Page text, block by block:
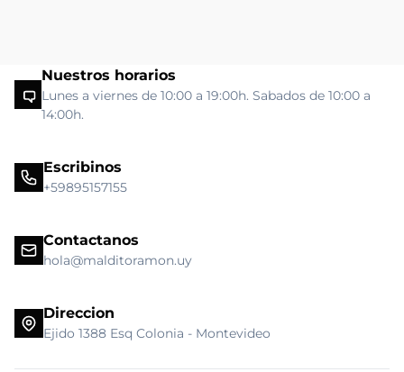
Nuestros horarios
Lunes a viernes de 10:00 a 19:00h. Sabados de 10:00 a
14:00h.
Escribinos
+59895157155
Contactanos
hola@malditoramon.uy
Direccion
Ejido 1388 Esq Colonia - Montevideo